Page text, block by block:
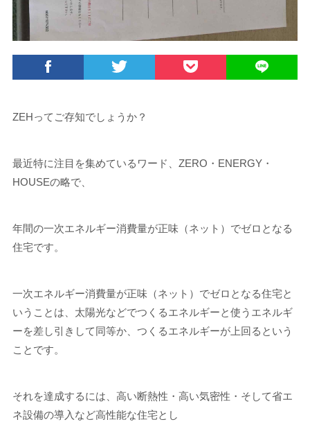
ZEHってご存知でしょうか？
最近特に注目を集めているワード、ZERO・ENERGY・
HOUSEの略で、
年間の一次エネルギー消費量が正味（ネット）でゼロとなる
住宅です。
一次エネルギー消費量が正味（ネット）でゼロとなる住宅と
いうことは、太陽光などでつくるエネルギーと使うエネルギ
ーを差し引きして同等か、つくるエネルギーが上回るという
ことです。
それを達成するには、高い断熱性・高い気密性・そして省エ
ネ設備の導入など高性能な住宅とし